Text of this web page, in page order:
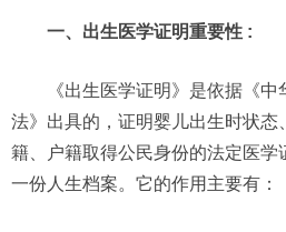
一、出生医学证明重要性 :
《出生医学证明》是依据《
法》出具的，证明婴儿出生时状态
籍、户籍取得公民身份的法定医学
一份人生档案。它的作用主要有：